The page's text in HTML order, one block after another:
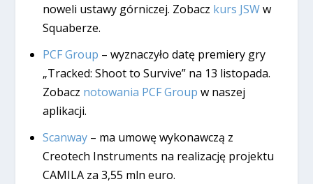
noweli ustawy górniczej. Zobacz kurs JSWw
Squaberze.
PCF Group – wyznaczyło datę premiery gry
„Tracked: Shoot to Survive” na 13 listopada.
Zobacz notowania PCF Group w naszej
aplikacji.
Scanway– ma umowę wykonawczą z
Creotech Instruments na realizację projektu
CAMILA za 3,55 mln euro.